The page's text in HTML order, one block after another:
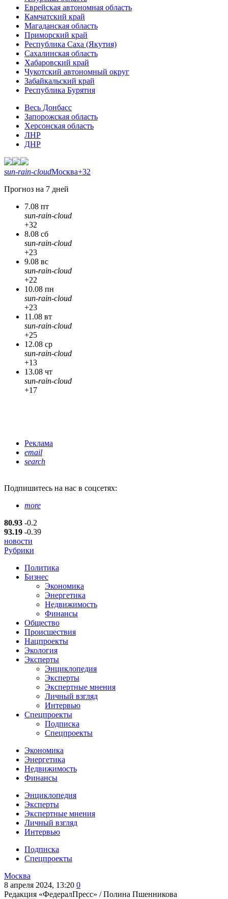
Еврейская автономная область
Камчатский край
Магаданская область
Приморский край
Республика Саха (Якутия)
Сахалинская область
Хабаровский край
Чукотский автономный округ
Забайкальский край
Республика Бурятия
Весь Донбасс
Запорожская область
Херсонская область
ЛНР
ДНР
sun-rain-cloudМосква+32
Прогноз на 7 дней
7.08 пт
sun-rain-cloud
+32
8.08 сб
sun-rain-cloud
+23
9.08 вс
sun-rain-cloud
+22
10.08 пн
sun-rain-cloud
+23
11.08 вт
sun-rain-cloud
+25
12.08 ср
sun-rain-cloud
+13
13.08 чт
sun-rain-cloud
+17
Реклама
email
search
Подпишитесь на нас в соцсетях:
more
80.93 -0.2
93.19 -0.39
новости
Рубрики
Политика
Бизнес
Экономика
Энергетика
Недвижимость
Финансы
Общество
Происшествия
Нацпроекты
Экология
Эксперты
Энциклопедия
Эксперты
Экспертные мнения
Личный взгляд
Интервью
Спецпроекты
Подписка
Спецпроекты
Экономика
Энергетика
Недвижимость
Финансы
Энциклопедия
Эксперты
Экспертные мнения
Личный взгляд
Интервью
Подписка
Спецпроекты
Москва
8 апреля 2024, 13:20 0
Редакция «ФедералПресс» /Полина Пшенникова